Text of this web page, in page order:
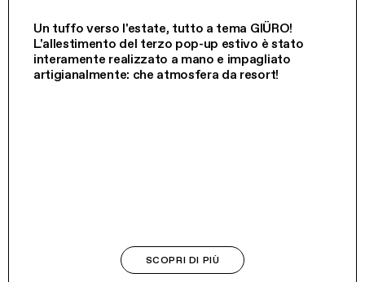
Un tuffo verso l'estate, tutto a tema GIÜRO!
L'allestimento del terzo pop-up estivo è stato
interamente realizzato a mano e impagliato
artigianalmente: che atmosfera da resort!
SCOPRI DI PIÙ